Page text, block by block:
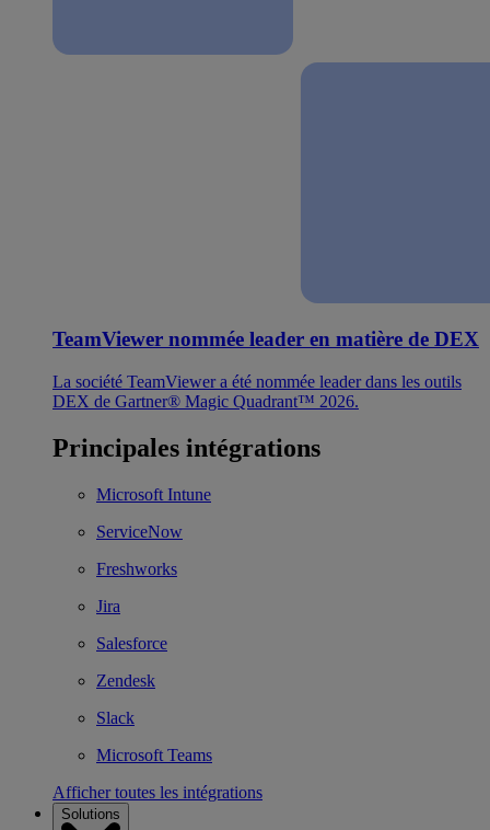
TeamViewer nommée leader en matière de DEX
La société TeamViewer a été nommée leader dans les outils
DEX de Gartner® Magic Quadrant™ 2026.
Principales intégrations
Microsoft Intune
ServiceNow
Freshworks
Jira
Salesforce
Zendesk
Slack
Microsoft Teams
Afficher toutes les intégrations
Solutions